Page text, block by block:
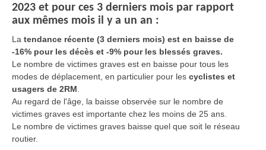
2023 et pour ces 3 derniers mois par rapport
aux mêmes mois il y a un an :
La tendance récente (3 derniers mois) est en baisse de
-16% pour les décès et -9% pour les blessés graves.
Le nombre de victimes graves est en baisse pour tous les
modes de déplacement, en particulier pour les cyclistes et
usagers de 2RM
Au regard de l'âge, la baisse observée sur le nombre de
victimes graves est importante chez les moins de 25 ans.
Le nombre de victimes graves baisse quel que soit le réseau
routier.